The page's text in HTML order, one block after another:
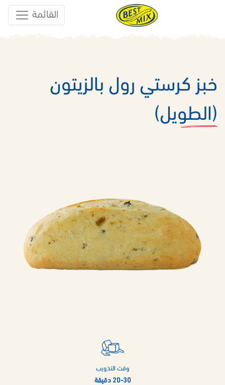
القائمة
خبز كرستي رول بالزيتون
(الطويل)
وقت التذويب
20-30 دقيقة